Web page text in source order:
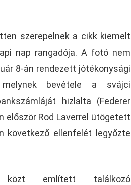
szerepelnek a cikk kiemelt
nap rangadója. A fotó nem
8-án rendezett jótékonysági
bevétele a svájci
hizlalta (Federer
először Rod Laverrel ütögetett
következő ellenfelét legyőzte
említett találkozó